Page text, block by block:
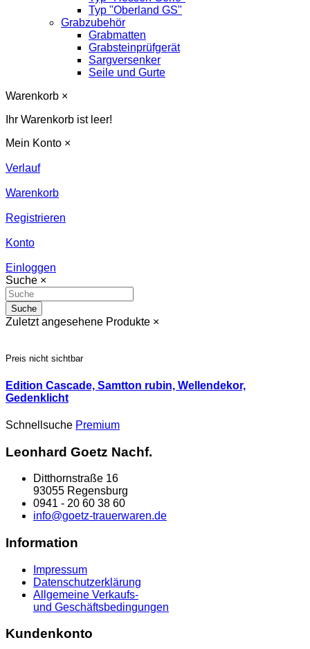
Typ "Oberland GS"
Grabzubehör
Grabmatten
Grabsteinprüfgerät
Sargversenker
Seile und Gurte
Warenkorb ×
Ihr Warenkorb ist leer!
Mein Konto ×
Verlauf
Warenkorb
Registrieren
Konto
Einloggen
Suche ×
Suche
Zuletzt angesehene Produkte ×
Preis nicht sichtbar
Edition Cascade, Samtton rubin, Wellendekor,
Gedenklicht
Schnellsuche Premium
Leonhard Goetz Nachf.
Ditthornstraße 16
93055 Regensburg
0941 - 20 60 38 60
info@goetz-trauerwaren.de
Information
Impressum
Datenschutzerklärung
Allgemeine Verkaufs-
und Geschäftsbedingungen
Kundenkonto